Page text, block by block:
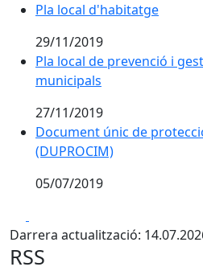
Pla local d'habitatge
29/11/2019
Pla local de prevenció i
municipals
27/11/2019
Document únic de
(DUPROCIM)
05/07/2019
Darrera actualització:
RSS